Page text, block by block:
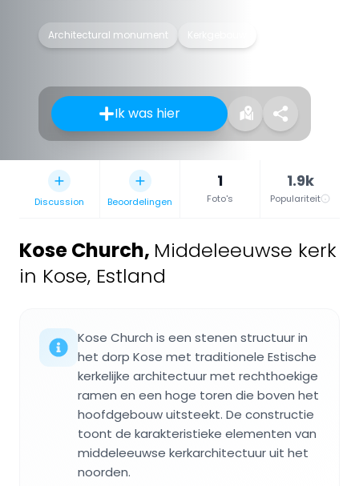
Architectural monument
Ik was hier
Discussion Beoordelingen
1
Foto's
1.9k
Populariteit
Kose Church, Middeleeuwse kerk
in Kose, Estland
Kose Church is een stenen structuur in
het dorp Kose met traditionele Estische
kerkelijke architectuur met rechthoekige
ramen en een hoge toren die boven het
hoofdgebouw uitsteekt. De constructie
toont de karakteristieke elementen van
middeleeuwse kerkarchitectuur uit het
noorden.